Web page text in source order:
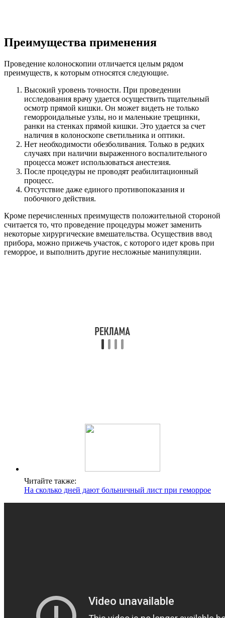
Преимущества применения
Проведение колоноскопии отличается целым рядом
преимуществ, к которым относятся следующие.
Высокий уровень точности. При проведении
исследования врачу удается осуществить тщательный
осмотр прямой кишки. Он может видеть не только
геморроидальные узлы, но и маленькие трещинки,
ранки на стенках прямой кишки. Это удается за счет
наличия в колоноскопе светильника и оптики.
Нет необходимости обезболивания. Только в редких
случаях при наличии выраженного воспалительного
процесса может использоваться анестезия.
После процедуры не проводят реабилитационный
процесс.
Отсутствие даже единого противопоказания и
побочного действия.
Кроме перечисленных преимуществ положительной стороной
считается то, что проведение процедуры может заменить
некоторые хирургические вмешательства. Осуществив ввод
прибора, можно прижечь участок, с которого идет кровь при
геморрое, и выполнить другие несложные манипуляции.
Читайте также:
На сколько дней дают больничный лист при геморрое